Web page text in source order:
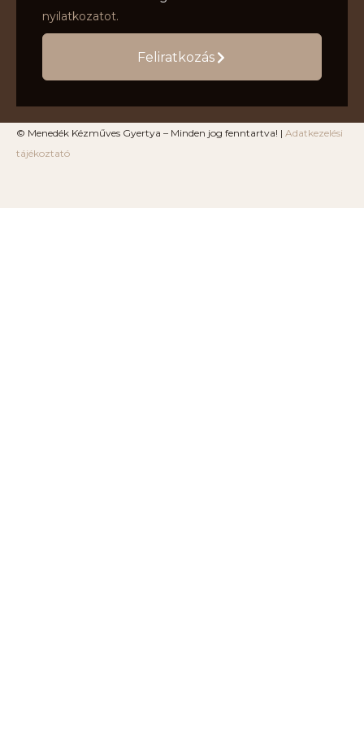
nyilatkozatot.
Feliratkozás
© Menedék Kézműves Gyertya – Minden jog fenntartva! | Adatkezelési
tájékoztató